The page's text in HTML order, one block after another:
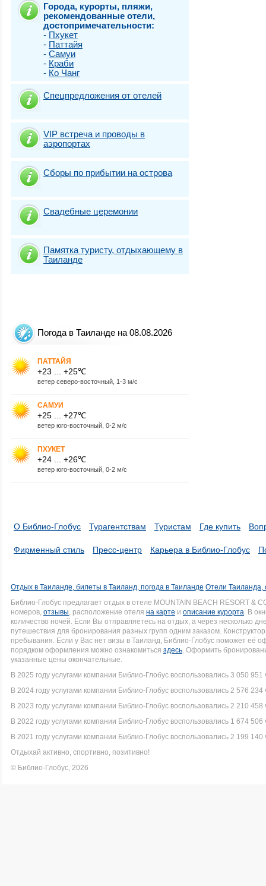
Города, курорты, пляжи,
рекомендованные отели,
достопримечательности:
- Пхукет
- Паттайя
- Самуи
- Краби
- Ко Чанг
Спецпредложения от отелей
VIP встреча и проводы в
аэропортах
Сборы по прибытии на острова
Свадебные церемонии
Памятка туристу, отдыхающему в
Таиланде
Погода в Таиланде на 08.08.2026
ПАТТАЙЯ
+23 ... +25℃
ветер северо-восточный, 1-3 м/с
САМУИ
+25 ... +27℃
ветер юго-восточный, 0-2 м/с
ПХУКЕТ
+24 ... +26℃
ветер юго-восточный, 0-2 м/с
О Библио-Глобус Турагентствам Туристам Где купить
Фирменный стиль Пресс-центр Карьера в Библио-Глобус
Отдых в Таиланде, билеты в Таиланд, погода в Таиланде Отели Таиланда,
Библио-Глобус предлагает отдых в отеле MOUNTAIN BEACH RESORT
номеров, отзывы, расположение отеля на карте и описание курорта. В
количество ночей. Если Вы отправляетесь на отдых, а через несколько
путешествия для бронирования разных групп одним заказом.
пребывания. Если у Вас нет визы в Таиланд, Библио-Глобус поможет её
порядком оформления можно ознакомиться здесь. Оформить
указанные цены окончательные.
В 2025 году услугами компании Библио-Глобус воспользовались 3 050 951
В 2024 году услугами компании Библио-Глобус воспользовались 2 576 234
В 2023 году услугами компании Библио-Глобус воспользовались 2 210 458
В 2022 году услугами компании Библио-Глобус воспользовались 1 674 506
В 2021 году услугами компании Библио-Глобус воспользовались 2 199 140
Отдыхай активно, спортивно, позитивно!
© Библио-Глобус, 2026